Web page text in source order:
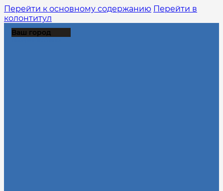
Перейти к основному содержанию Перейти в
колонтитул
Ваш город